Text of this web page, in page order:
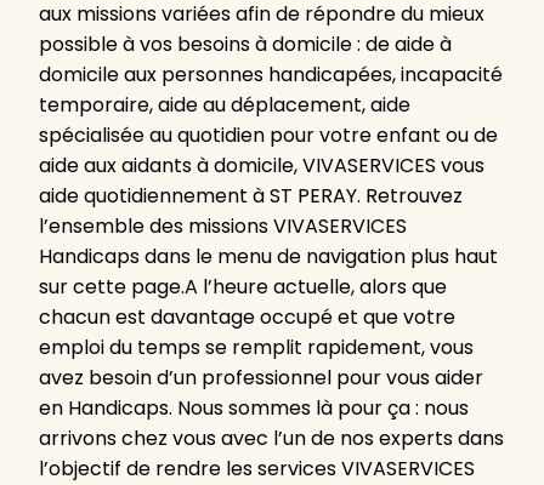
aux missions variées afin de répondre du mieux
possible à vos besoins à domicile : de aide à
domicile aux personnes handicapées, incapacité
temporaire, aide au déplacement, aide
spécialisée au quotidien pour votre enfant ou de
aide aux aidants à domicile, VIVASERVICES vous
aide quotidiennement à ST PERAY. Retrouvez
l’ensemble des missions VIVASERVICES
Handicaps dans le menu de navigation plus haut
sur cette page.A l’heure actuelle, alors que
chacun est davantage occupé et que votre
emploi du temps se remplit rapidement, vous
avez besoin d’un professionnel pour vous aider
en Handicaps. Nous sommes là pour ça : nous
arrivons chez vous avec l’un de nos experts dans
l’objectif de rendre les services VIVASERVICES